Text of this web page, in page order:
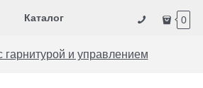
Каталог 0
гарнитурой и управлением